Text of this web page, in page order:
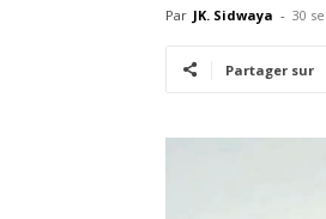
Par JK. Sidwaya - 30
Partager sur